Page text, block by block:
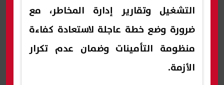
التشغيل وتقارير إدارة المخاطر، مع
ضرورة وضع خطة عاجلة لاستعادة كفاءة
منظومة التأمينات وضمان عدم تكرار
الأزمة.